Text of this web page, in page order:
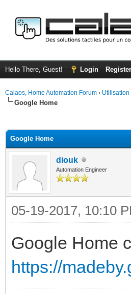
Hello There, Guest! Login Register
Calaos, Home Automation Forum › Utilisation
Google Home
Google Home
diouk
Automation Engineer
05-19-2017, 10:10
Google Home
https://